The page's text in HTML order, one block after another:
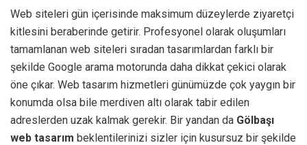
Web siteleri gün içerisinde maksimum düzeylerde ziyaretçi
kitlesini beraberinde getirir. Profesyonel olarak oluşumları
tamamlanan web siteleri sıradan tasarımlardan farklı bir
şekilde Google arama motorunda daha dikkat çekici olarak
öne çıkar. Web tasarım hizmetleri günümüzde çok yaygın bir
konumda olsa bile merdiven altı olarak tabir edilen
adreslerden uzak kalmak gerekir. Bir yandan da Gölbaşı
web tasarım beklentilerinizi sizler için kusursuz bir şekilde